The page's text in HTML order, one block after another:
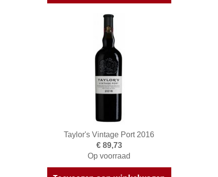
Taylor's Vintage Port 2016
€ 89,73
Op voorraad